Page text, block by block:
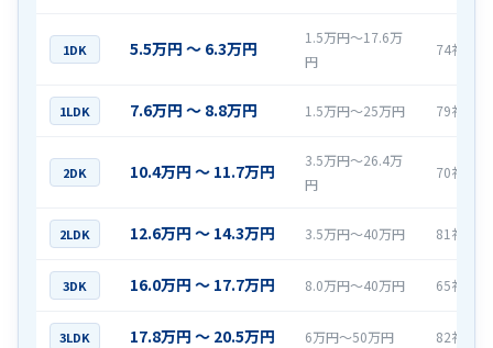
1DK 5.5万円 〜 6.3万円
1.5万円〜17.6万
円
74社
1LDK 7.6万円 〜 8.8万円 1.5万円〜25万円 79社
2DK 10.4万円 〜 11.7万円
3.5万円〜26.4万
円
70社
2LDK 12.6万円 〜 14.3万円 3.5万円〜40万円 81社
3DK 16.0万円 〜 17.7万円 8.0万円〜40万円 65社
3LDK 17.8万円 〜 20.5万円 6万円〜50万円 82社